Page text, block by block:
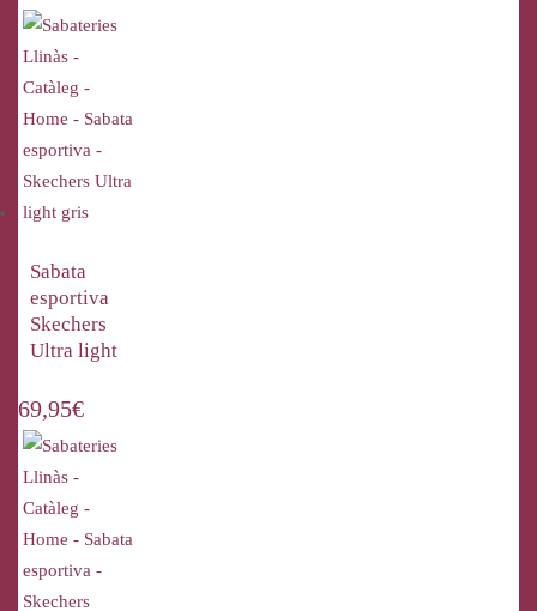
Sabata
esportiva
Skechers
Ultra light
69,95€